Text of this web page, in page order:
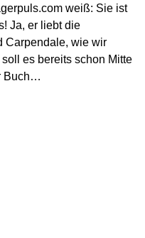
weiß: Sie ist
Ja, er liebt die
Carpendale, wie wir
es bereits schon Mitte
Buch…